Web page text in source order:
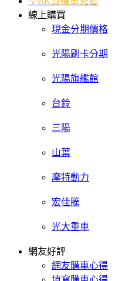
線上購買
現金分期價格
光陽刷卡分期
光陽旗艦館
台鈴
三陽
山葉
摩特動力
宏佳騰
光大重車
網友好評
網友購車心得